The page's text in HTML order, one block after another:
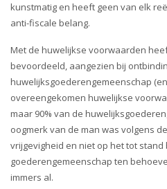
kunstmatig en heeft geen van elk
anti-fiscale belang.
Met de huwelijkse voorwaarden
bevoordeeld, aangezien bij
huwelijksgoederengemeenschap
overeengekomen huwelijkse
maar 90% van de
oogmerk van de man was volgens
vrijgevigheid en niet op het tot stand
goederengemeenschap ten
immers al.